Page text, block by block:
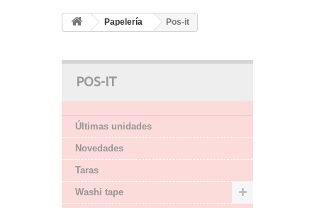
Papelería Pos-it
POS-IT
Últimas unidades
Novedades
Taras
Washi tape